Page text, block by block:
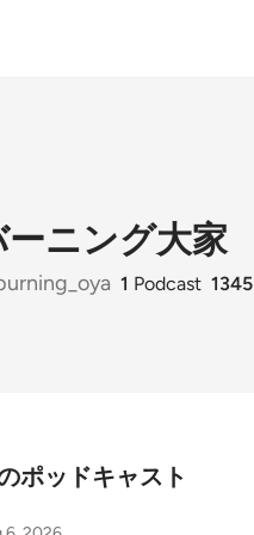
ーニング大家
1 Podcast 1345
ポッドキャスト